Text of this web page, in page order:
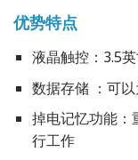
优势特点
液晶触控：3.5
数据存储 ：可
掉电记忆功能：
行工作